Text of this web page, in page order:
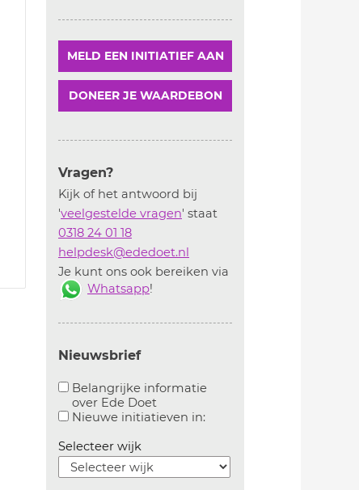
MELD EEN INITIATIEF AAN
DONEER JE WAARDEBON
Vragen?
Kijk of het antwoord bij
'veelgestelde vragen' staat
0318 24 01 18
helpdesk@ededoet.nl
Je kunt ons ook bereiken via
Whatsapp!
Nieuwsbrief
Belangrijke informatie
over Ede Doet
Aanvinken om belangrijke informatie over
Nieuwe initiatieven in:Aanvinken om
Selecteer wijk